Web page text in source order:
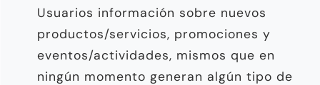
Usuarios información sobre nuevos
productos/servicios, promociones y
eventos/actividades, mismos que en
ningún momento generan algún tipo de